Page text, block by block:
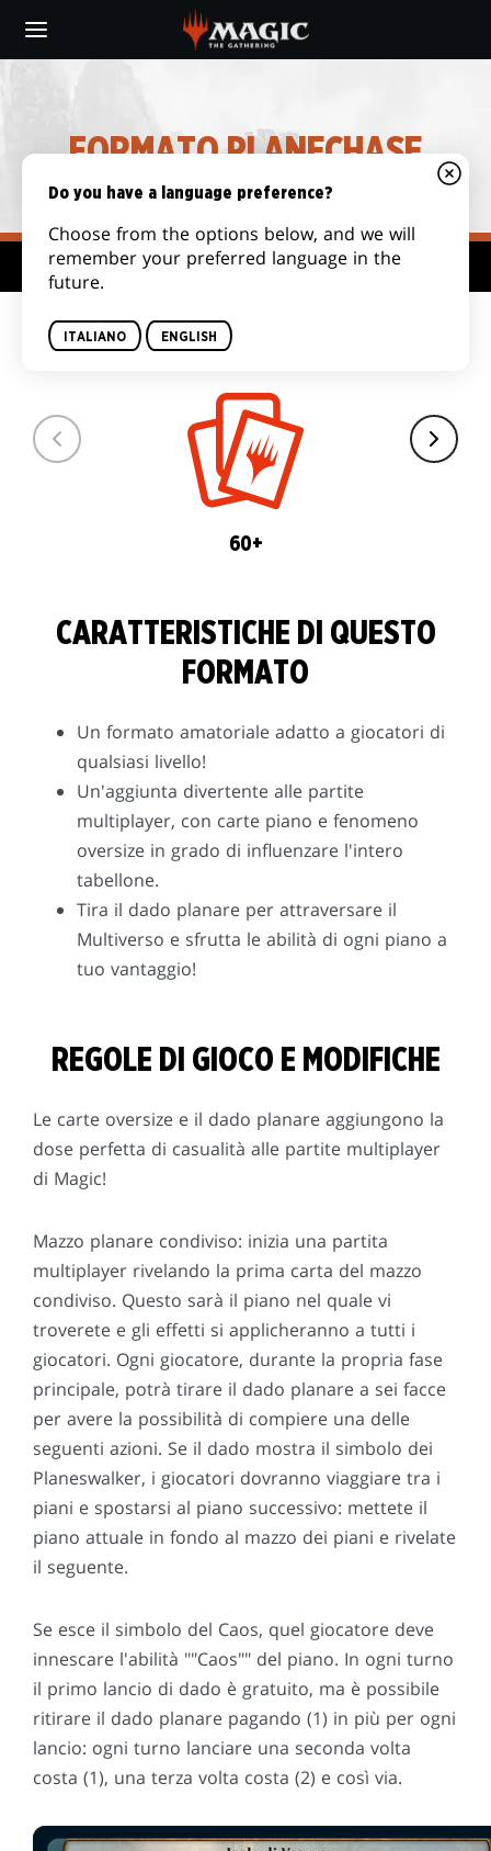
main
FORMATO PLANECHASE
Hub formato
DIMENSIONI DEL
MAZZO
60+
CARATTERISTICHE DI QUESTO
FORMATO
Un formato amatoriale adatto a giocatori di
qualsiasi livello!
Un'aggiunta divertente alle partite
multiplayer, con carte piano e fenomeno
oversize in grado di influenzare l'intero
tabellone.
Tira il dado planare per attraversare il
Multiverso e sfrutta le abilità di ogni piano a
tuo vantaggio!
REGOLE DI GIOCO E MODIFICHE
Le carte oversize e il dado planare aggiungono la
dose perfetta di casualità alle partite multiplayer
di Magic!
Mazzo planare condiviso: inizia una partita
multiplayer rivelando la prima carta del mazzo
condiviso. Questo sarà il piano nel quale vi
troverete e gli effetti si applicheranno a tutti i
giocatori. Ogni giocatore, durante la propria fase
principale, potrà tirare il dado planare a sei facce
per avere la possibilità di compiere una delle
seguenti azioni. Se il dado mostra il simbolo dei
Planeswalker, i giocatori dovranno viaggiare tra i
piani e spostarsi al piano successivo: mettete il
piano attuale in fondo al mazzo dei piani e rivelate
il seguente.
Se esce il simbolo del Caos, quel giocatore deve
innescare l'abilità ""Caos"" del piano. In ogni turno
il primo lancio di dado è gratuito, ma è possibile
ritirare il dado planare pagando (1) in più per ogni
lancio: ogni turno lanciare una seconda volta
costa (1), una terza volta costa (2) e così via.
Do you have a language preference?
Choose from the options below, and we will
remember your preferred language in the
future.
ITALIANO ENGLISH